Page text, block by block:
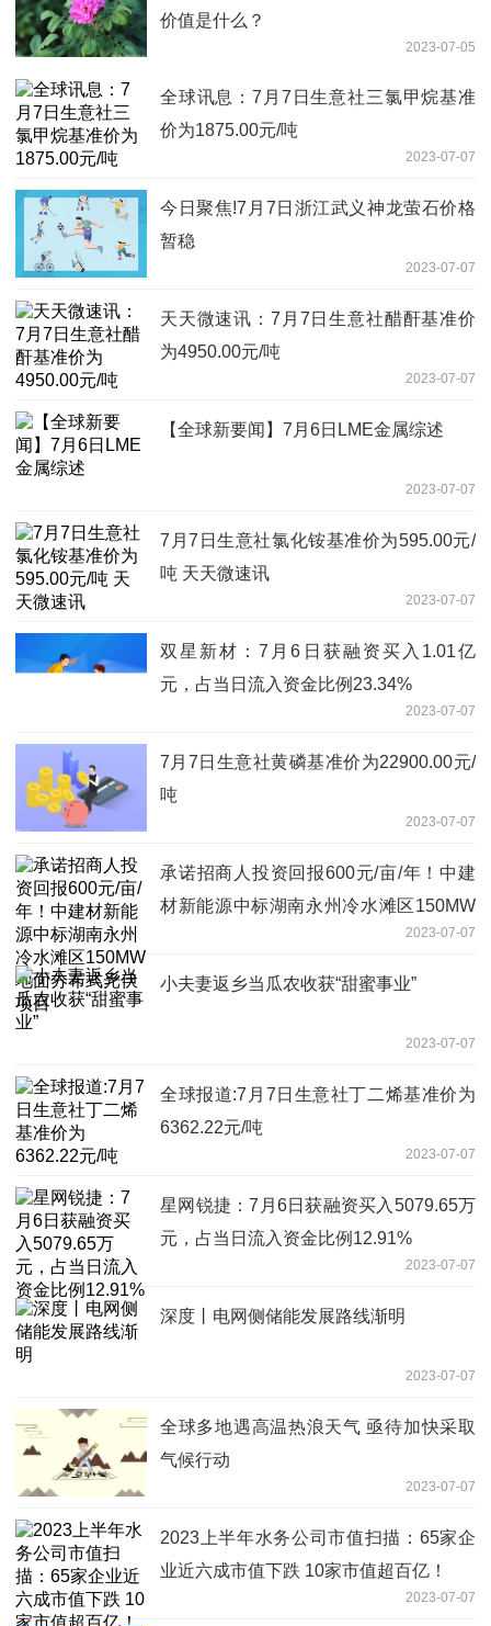
价值是什么？
2023-07-05
全球讯息：7月7日生意社三氯甲烷基准
价为1875.00元/吨
2023-07-07
今日聚焦!7月7日浙江武义神龙萤石价格
暂稳
2023-07-07
天天微速讯：7月7日生意社醋酐基准价
为4950.00元/吨
2023-07-07
【全球新要闻】7月6日LME金属综述
2023-07-07
7月7日生意社氯化铵基准价为595.00元/
吨 天天微速讯
2023-07-07
双星新材：7月6日获融资买入1.01亿
元，占当日流入资金比例23.34%
2023-07-07
7月7日生意社黄磷基准价为22900.00元/
吨
2023-07-07
承诺招商人投资回报600元/亩/年！中建
材新能源中标湖南永州冷水滩区150MW
2023-07-07
小夫妻返乡当瓜农收获“甜蜜事业”
2023-07-07
全球报道:7月7日生意社丁二烯基准价为
6362.22元/吨
2023-07-07
星网锐捷：7月6日获融资买入5079.65万
元，占当日流入资金比例12.91%
2023-07-07
深度丨电网侧储能发展路线渐明
2023-07-07
全球多地遇高温热浪天气 亟待加快采取
气候行动
2023-07-07
2023上半年水务公司市值扫描：65家企
业近六成市值下跌 10家市值超百亿！
2023-07-07